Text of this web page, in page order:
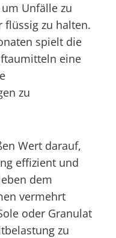
Unfälle zu
flüssig zu halten.
spielt die
eine
zu
Wert darauf,
effizient und
dem
vermehrt
oder Granulat
zu